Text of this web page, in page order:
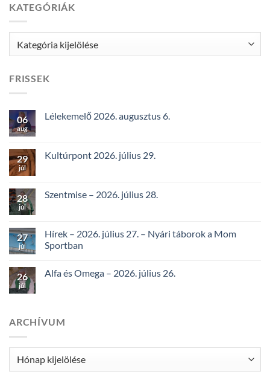
KATEGÓRIÁK
FRISSEK
06
aug
Lélekemelő 2026. augusztus 6.
29
júl
Kultúrpont 2026. július 29.
28
júl
Szentmise – 2026. július 28.
27
júl
Hírek – 2026. július 27. – Nyári táborok a Mom
Sportban
26
júl
Alfa és Omega – 2026. július 26.
ARCHÍVUM
Archívum